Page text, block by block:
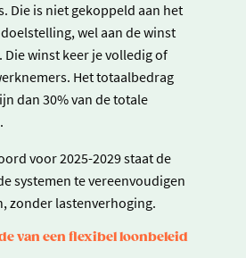
Die is niet gekoppeld aan het
wel aan de winst
Die winst keer je volledig of
Het totaalbedrag
dan 30% van de totale
voor 2025-2029 staat de
systemen te vereenvoudigen
zonder lastenverhoging.
van een flexibel loonbeleid